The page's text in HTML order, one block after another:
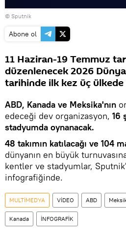
Videoyu
oynat
© Sputnik
Abone ol
11 Haziran-19 Temmuz
düzenlenecek 2026
tarihinde ilk kez üç
ABD, Kanada ve Meksika'nın
edeceği dev organizasyon, 16
stadyumda oynanacak.
48 takımın katılacağı ve 104
dünyanın en büyük
kentler ve stadyumlar,
infografiğinde.
MULTİMEDYA VİDEO ABD
Kanada İNFOGRAFİK